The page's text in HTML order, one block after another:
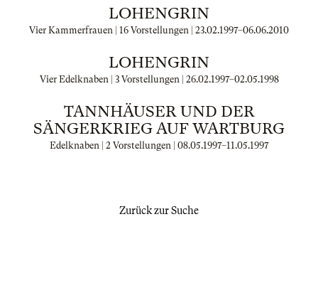
LOHENGRIN
Vier Kammerfrauen | 16 Vorstellungen | 23.02.1997–06.06.2010
LOHENGRIN
Vier Edelknaben | 3 Vorstellungen | 26.02.1997–02.05.1998
TANNHÄUSER UND DER
SÄNGERKRIEG AUF WARTBURG
Edelknaben | 2 Vorstellungen | 08.05.1997–11.05.1997
Zurück zur Suche